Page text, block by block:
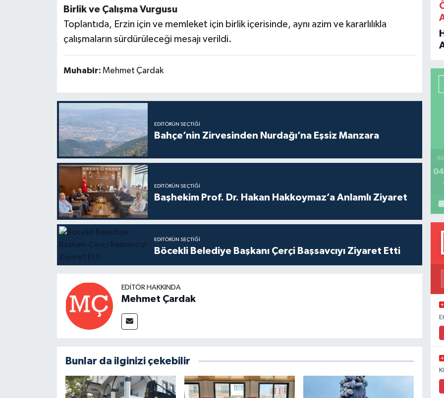
Birlik ve Çalışma Vurgusu
Toplantıda, Erzin için ve memleket için birlik içerisinde, aynı azim ve kararlılıkla
çalışmaların sürdürüleceği mesajı verildi.
Muhabir: Mehmet Çardak
EDITÖRÜN SEÇTIĞI
Bahçe’nin Zirvesinden Nurdağı’na Eşsiz Manzara
EDITÖRÜN SEÇTIĞI
Başhekim Prof. Dr. Hakan Hakkoymaz’a Anlamlı Ziyaret
EDITÖRÜN SEÇTIĞI
Böcekli Belediye Başkanı Çerçi Başsavcıyı Ziyaret Etti
EDITÖR HAKKINDA
Mehmet Çardak
Bunlar da ilginizi çekebilir